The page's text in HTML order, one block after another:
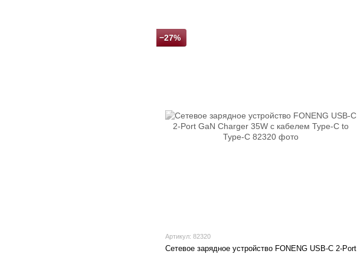
−27%
Артикул: 82320
Сетевое зарядное устройство FONENG USB-C 2-Port